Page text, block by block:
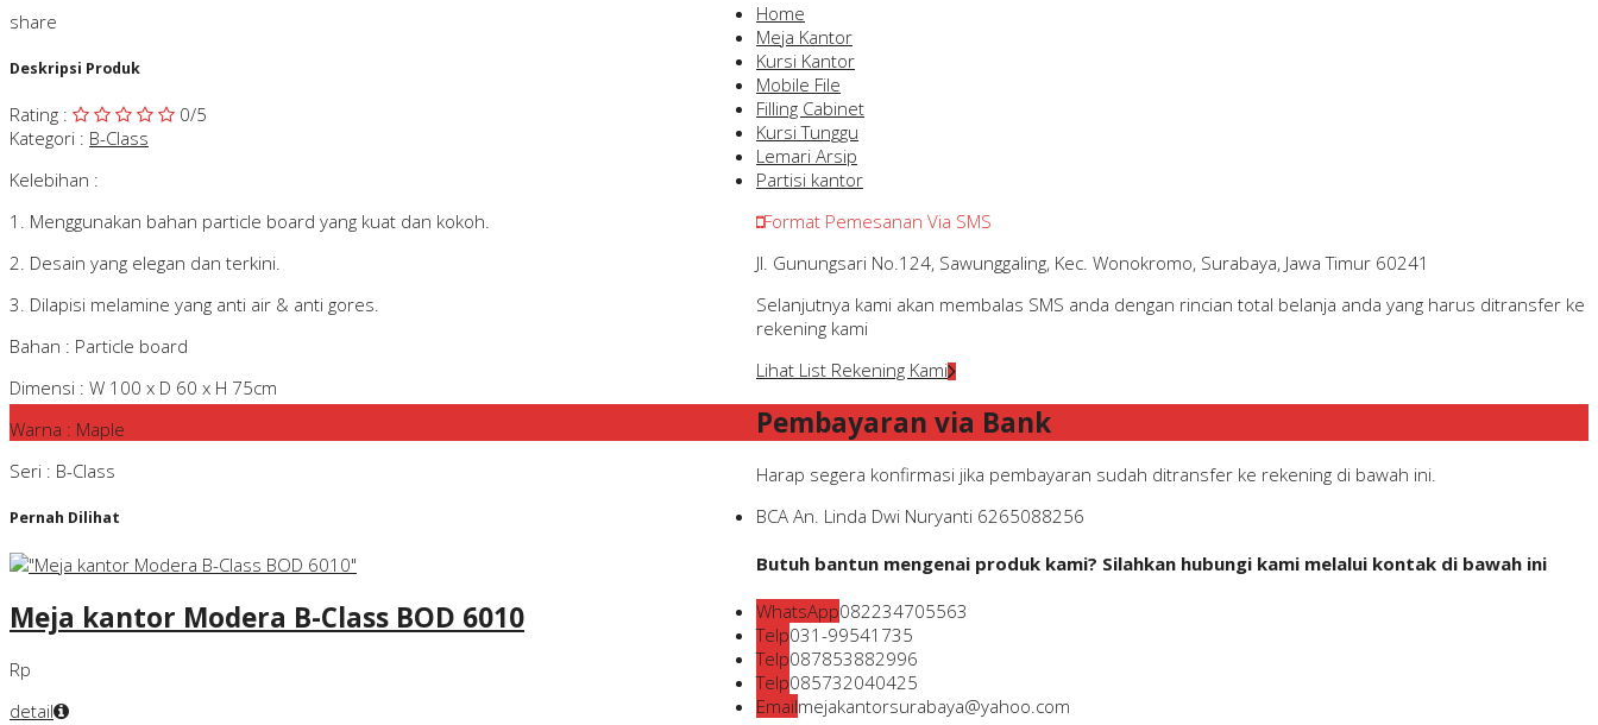
share
Deskripsi Produk
Rating : 0/5
Kategori : B-Class
Kelebihan :
1. Menggunakan bahan particle board yang kuat dan kokoh.
2. Desain yang elegan dan terkini.
3. Dilapisi melamine yang anti air & anti gores.
Bahan : Particle board
Dimensi : W 100 x D 60 x H 75cm
Warna : Maple
Seri : B-Class
Pernah Dilihat
Meja kantor Modera B-Class BOD 6010
Rp
detail
Home
Meja Kantor
Kursi Kantor
Mobile File
Filling Cabinet
Kursi Tunggu
Lemari Arsip
Partisi kantor
Format Pemesanan Via SMS
Jl. Gunungsari No.124, Sawunggaling, Kec. Wonokromo, Surabaya, Jawa Timur 60241
Selanjutnya kami akan membalas SMS anda dengan rincian total belanja anda yang harus ditransfer ke
rekening kami
Lihat List Rekening Kami
Pembayaran via Bank
Harap segera konfirmasi jika pembayaran sudah ditransfer ke rekening di bawah ini.
BCA An. Linda Dwi Nuryanti 6265088256
Butuh bantun mengenai produk kami? Silahkan hubungi kami melalui kontak di bawah ini
WhatsApp082234705563
Telp031-99541735
Telp087853882996
Telp085732040425
Emailmejakantorsurabaya@yahoo.com